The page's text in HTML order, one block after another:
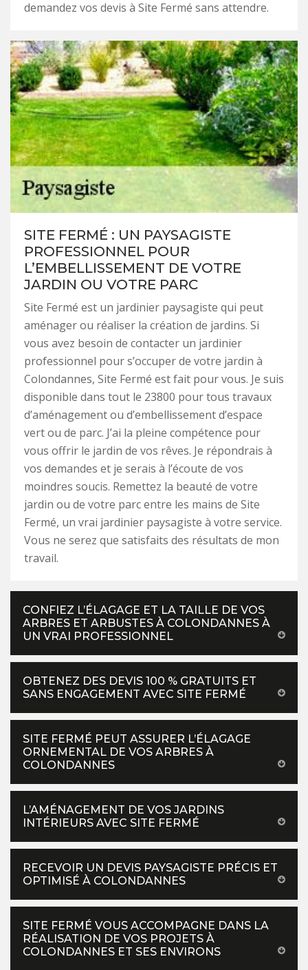
demandez vos devis à Site Fermé sans attendre.
SITE FERMÉ : UN PAYSAGISTE
PROFESSIONNEL POUR
L’EMBELLISSEMENT DE VOTRE
JARDIN OU VOTRE PARC
Site Fermé est un jardinier paysagiste qui peut
aménager ou réaliser la création de jardins. Si
vous avez besoin de contacter un jardinier
professionnel pour s’occuper de votre jardin à
Colondannes, Site Fermé est fait pour vous. Je suis
disponible dans tout le 23800 pour tous travaux
d’aménagement ou d’embellissement d’espace
vert ou de parc. J’ai la pleine compétence pour
vous offrir le jardin de vos rêves. Je répondrais à
vos demandes et je serais à l’écoute de vos
moindres soucis. Remettez la beauté de votre
jardin ou de votre parc entre les mains de Site
Fermé, un vrai jardinier paysagiste à votre service.
Vous ne serez que satisfaits des résultats de mon
travail.
CONFIEZ L’ÉLAGAGE ET LA TAILLE DE VOS
ARBRES ET ARBUSTES À COLONDANNES À
UN VRAI PROFESSIONNEL
OBTENEZ DES DEVIS 100 % GRATUITS ET
SANS ENGAGEMENT AVEC SITE FERMÉ
SITE FERMÉ PEUT ASSURER L’ÉLAGAGE
ORNEMENTAL DE VOS ARBRES À
COLONDANNES
L’AMÉNAGEMENT DE VOS JARDINS
INTÉRIEURS AVEC SITE FERMÉ
RECEVOIR UN DEVIS PAYSAGISTE PRÉCIS ET
OPTIMISÉ À COLONDANNES
SITE FERMÉ VOUS ACCOMPAGNE DANS LA
RÉALISATION DE VOS PROJETS À
COLONDANNES ET SES ENVIRONS